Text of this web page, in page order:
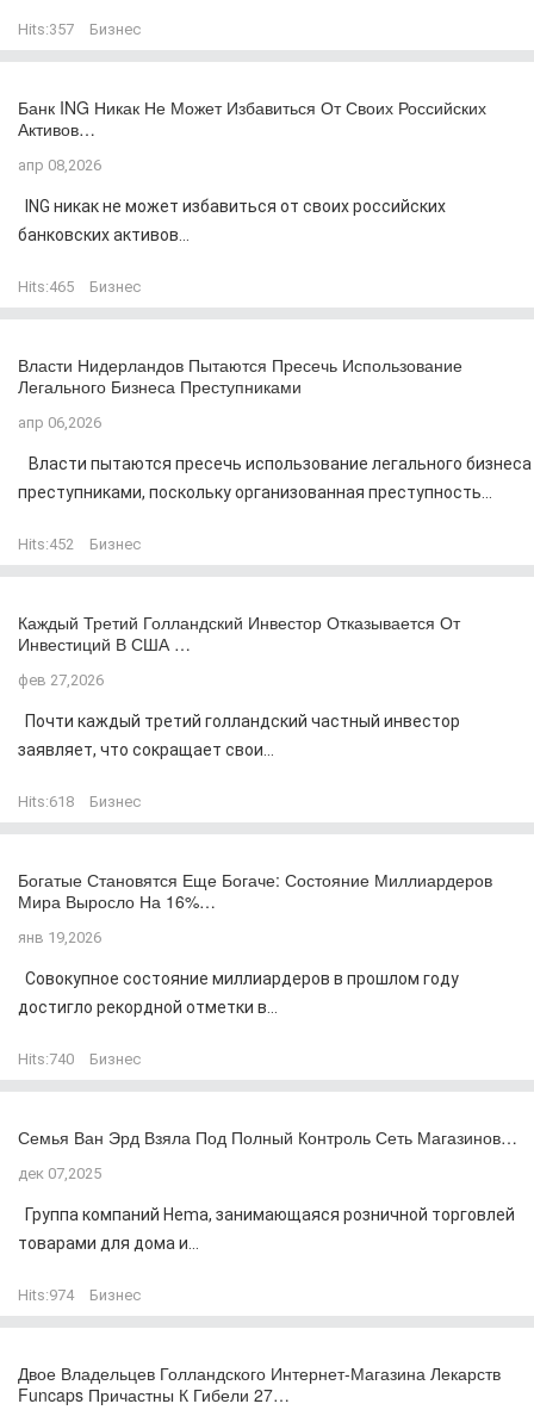
Hits:357 Бизнес
Банк ING Никак Не Может Избавиться От Своих Российских
Активов…
апр 08,2026
ING никак не может избавиться от своих российских
банковских активов...
Hits:465 Бизнес
Власти Нидерландов Пытаются Пресечь Использование
Легального Бизнеса Преступниками
апр 06,2026
Власти пытаются пресечь использование легального бизнеса
преступниками, поскольку организованная преступность...
Hits:452 Бизнес
Каждый Третий Голландский Инвестор Отказывается От
Инвестиций В США …
фев 27,2026
Почти каждый третий голландский частный инвестор
заявляет, что сокращает свои...
Hits:618 Бизнес
Богатые Становятся Еще Богаче: Состояние Миллиардеров
Мира Выросло На 16%…
янв 19,2026
Совокупное состояние миллиардеров в прошлом году
достигло рекордной отметки в...
Hits:740 Бизнес
Семья Ван Эрд Взяла Под Полный Контроль Сеть Магазинов…
дек 07,2025
Группа компаний Hema, занимающаяся розничной торговлей
товарами для дома и...
Hits:974 Бизнес
Двое Владельцев Голландского Интернет-Магазина Лекарств
Funcaps Причастны К Гибели 27…